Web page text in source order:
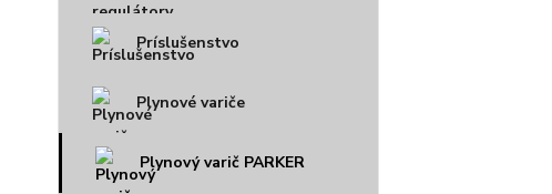
Príslušenstvo
Plynové variče
Plynový varič PARKER